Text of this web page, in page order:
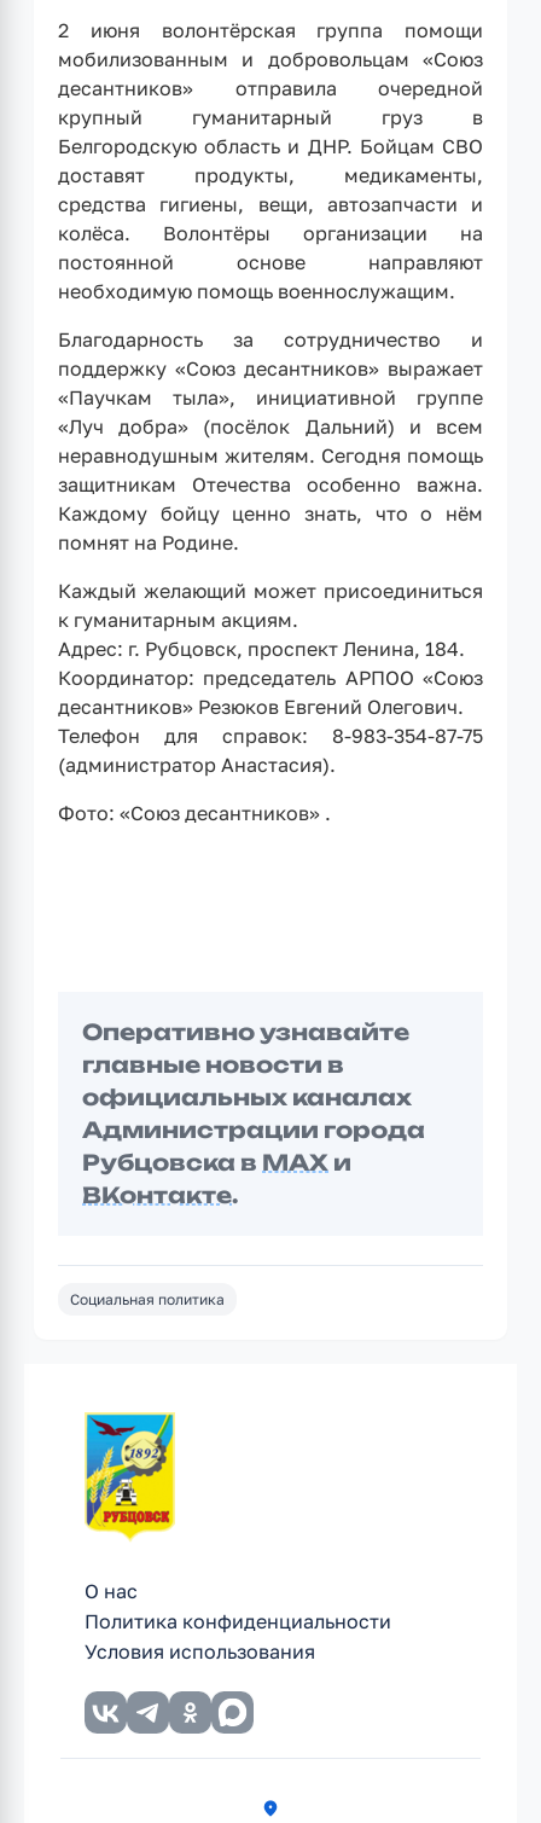
2 июня волонтёрская группа помощи
мобилизованным и добровольцам «Союз
десантников» отправила очередной
крупный гуманитарный груз в
Белгородскую область и ДНР. Бойцам СВО
доставят продукты, медикаменты,
средства гигиены, вещи, автозапчасти и
колёса. Волонтёры организации на
постоянной основе направляют
необходимую помощь военнослужащим.
Благодарность за сотрудничество и
поддержку «Союз десантников» выражает
«Паучкам тыла», инициативной группе
«Луч добра» (посёлок Дальний) и всем
неравнодушным жителям. Сегодня помощь
защитникам Отечества особенно важна.
Каждому бойцу ценно знать, что о нём
помнят на Родине.
Каждый желающий может присоединиться
к гуманитарным акциям.
Адрес: г. Рубцовск, проспект Ленина, 184.
Координатор: председатель АРПОО «Союз
десантников» Резюков Евгений Олегович.
Телефон для справок: 8-983-354-87-75
(администратор Анастасия).
Фото: «Союз десантников» .
Оперативно узнавайте
главные новости в
официальных каналах
Администрации города
Рубцовска в MAX и
ВКонтакте.
Социальная политика
О нас
Политика конфиденциальности
Условия использования